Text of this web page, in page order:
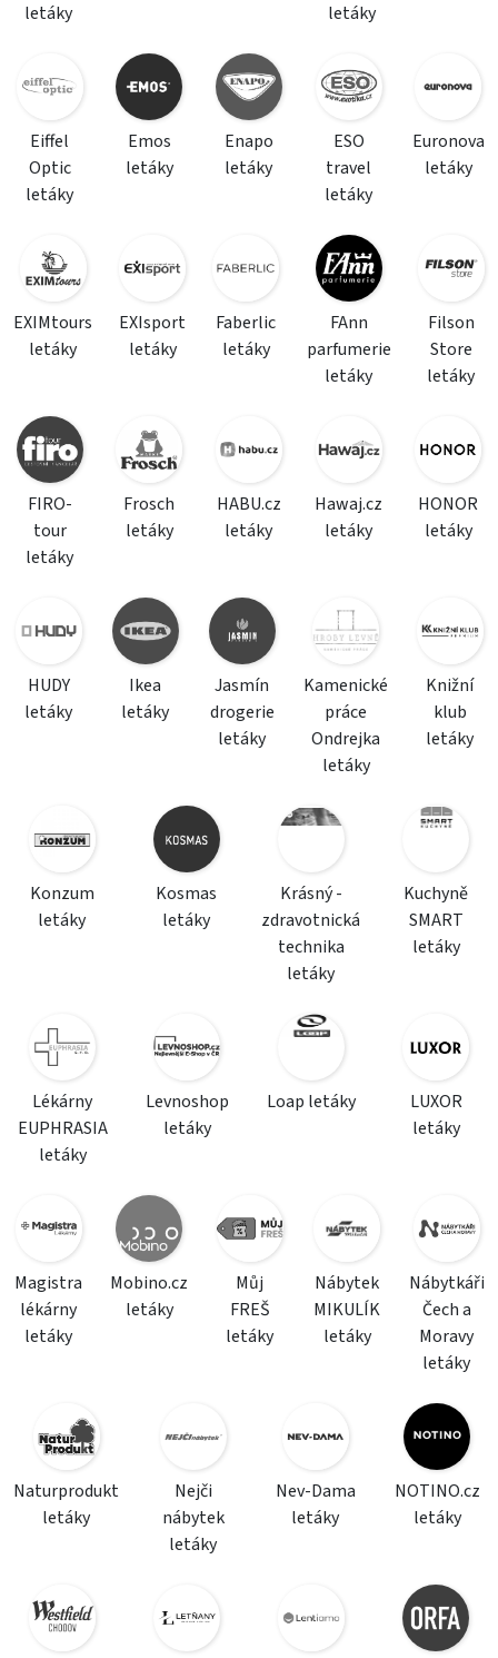
letáky
letáky
Eiffel
Optic
letáky
Emos
letáky
Enapo
letáky
ESO
travel
letáky
Euronova
letáky
EXIMtours
letáky
EXIsport
letáky
Faberlic
letáky
FAnn
parfumerie
letáky
Filson
Store
letáky
FIRO-
tour
letáky
Frosch
letáky
HABU.cz
letáky
Hawaj.cz
letáky
HONOR
letáky
HUDY
letáky
Ikea
letáky
Jasmín
drogerie
letáky
Kamenické
práce
Ondrejka
letáky
Knižní
klub
letáky
Konzum
letáky
Kosmas
letáky
Krásný -
zdravotnická
technika
letáky
Kuchyně
SMART
letáky
Lékárny
EUPHRASIA
letáky
Levnoshop
letáky
Loap letáky
LUXOR
letáky
Magistra
lékárny
letáky
Mobino.cz
letáky
Můj
FREŠ
letáky
Nábytek
MIKULÍK
letáky
Nábytkáři
Čech a
Moravy
letáky
Naturprodukt
letáky
Nejči
nábytek
letáky
Nev-Dama
letáky
NOTINO.cz
letáky